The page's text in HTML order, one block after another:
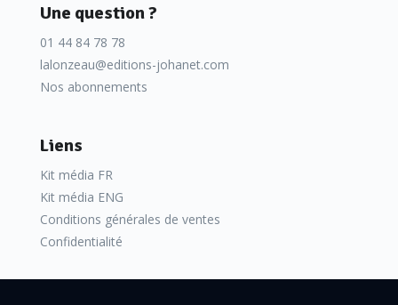
Une question ?
01 44 84 78 78
lalonzeau@editions-johanet.com
Nos abonnements
Liens
Kit média FR
Kit média ENG
Conditions générales de ventes
Confidentialité